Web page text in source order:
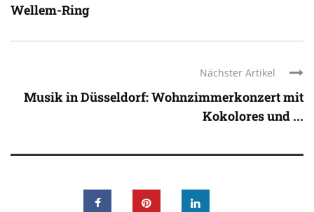
Wellem-Ring
Nächster Artikel
Musik in Düsseldorf: Wohnzimmerkonzert mit
Kokolores und ...